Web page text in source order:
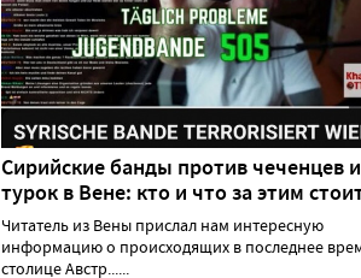
Сирийские банды против чеченцев и
турок в Вене: кто и что за этим
Читатель из Вены прислал нам интересную
информацию о происходящих в последнее
столице Австр......